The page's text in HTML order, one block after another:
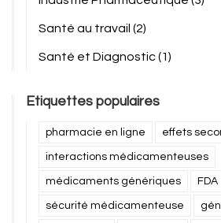
Santé au travail (2)
Santé et Diagnostic(1)
Etiquettes populaires
pharmacie en ligne effets
interactions médicamenteuses
médicaments génériques FDA
sécurité médicamenteuse